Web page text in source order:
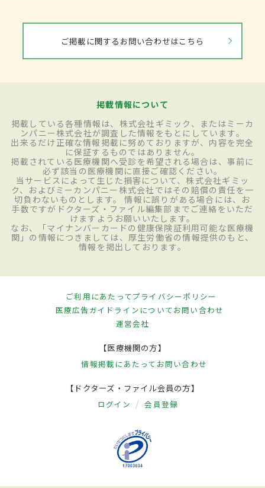
ご掲載に関するお問い合わせはこちら
掲載情報について
掲載している各種情報は、株式会社ギミック、またはミーカ
ンパニー株式会社が調査した情報をもとにしています。
出来るだけ正確な情報掲載に努めておりますが、内容を完全
に保証するものではありません。
掲載されている医療機関へ受診を希望される場合は、事前に
必ず該当の医療機関に直接ご確認ください。
当サービスによって生じた損害について、株式会社ギミッ
ク、およびミーカンパニー株式会社ではその賠償の責任を一
切負わないものとします。 情報に誤りがある場合には、お
手数ですがドクターズ・ファイル編集部までご連絡をいただ
けますようお願いいたします。
なお、「マイナンバーカードの健康保険証利用可能な医療機
関」の情報につきましては、厚生労働省の情報提供のもと、
情報を掲出しております。
ご利用にあたってプライバシーポリシー
医療広告ガイドラインについてお問い合わせ
運営会社
【医療機関の方】
情報掲載にあたって お問い合わせ
【ドクターズ・ファイル会員の方】
ログイン 会員登録